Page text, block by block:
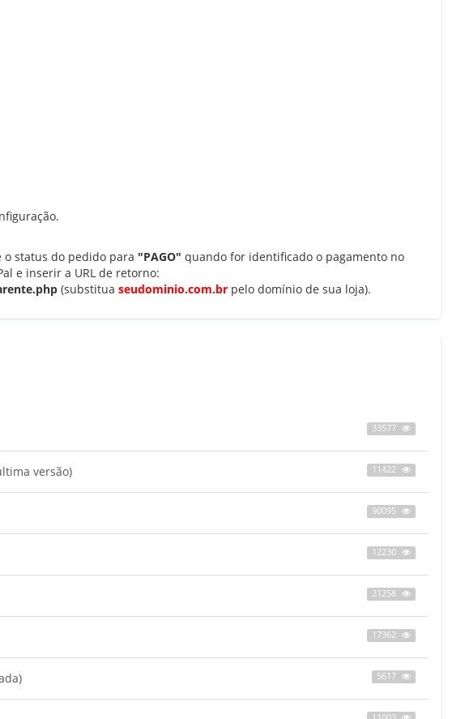
o status do pedido para "PAGO" quando for identificado o pagamento no
e inserir a URL de retorno:
(substitua seudominio.com.brpelo domínio de sua loja).
33577
versão) 11422
90095
12230
21258
17362
5617